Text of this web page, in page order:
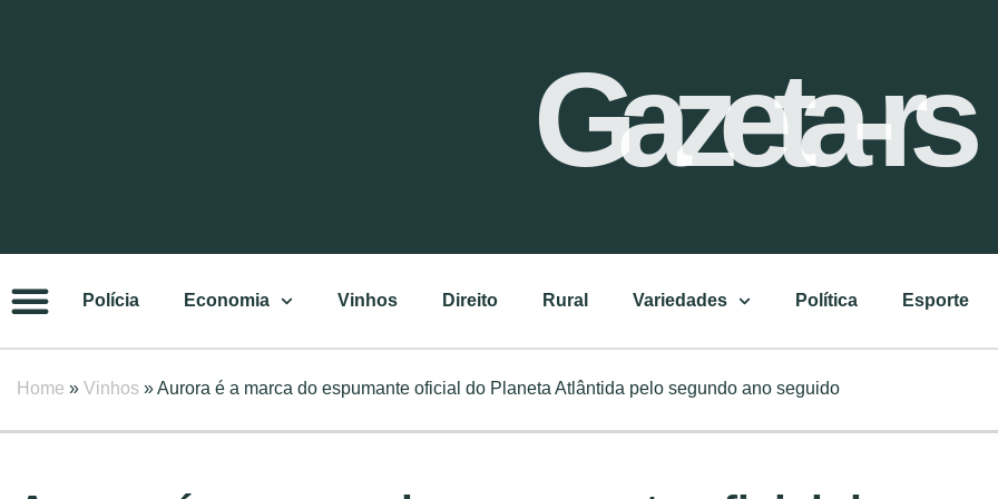
Gazeta-rs
Polícia Economia Vinhos Direito Rural Variedades Política Esporte
Home » Vinhos »Aurora é a marca do espumante oficial do Planeta Atlântida pelo segundo ano seguido